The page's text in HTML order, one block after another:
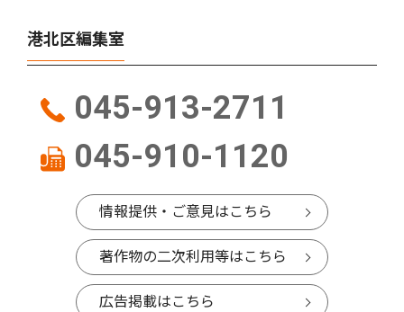
港北区編集室
045-913-2711
045-910-1120
情報提供・ご意見はこちら
著作物の二次利用等はこちら
広告掲載はこちら